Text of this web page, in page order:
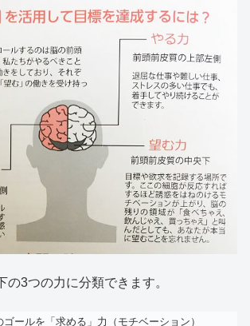
の3つの力に分類できます。
ゴールを「求める」力（モチベーション）